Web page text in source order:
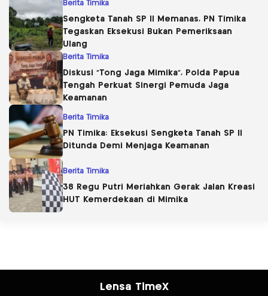
Berita Timika
Sengketa Tanah SP II Memanas, PN Timika
Tegaskan Eksekusi Bukan Pemeriksaan
Ulang
Berita Timika
Diskusi “Tong Jaga Mimika”, Polda Papua
Tengah Perkuat Sinergi Pemuda Jaga
Keamanan
Berita Timika
PN Timika: Eksekusi Sengketa Tanah SP II
Ditunda Demi Menjaga Keamanan
Berita Timika
38 Regu Putri Meriahkan Gerak Jalan Kreasi
HUT Kemerdekaan di Mimika
Lensa TimeX